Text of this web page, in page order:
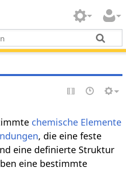
chemische Elemente
, die eine feste
eine definierte Struktur
eine bestimmte